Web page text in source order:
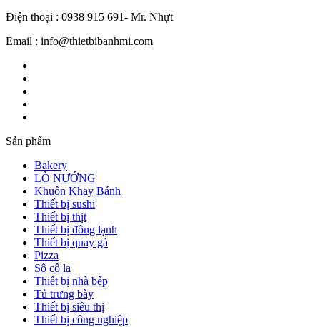
Điện thoại : 0938 915 691- Mr. Nhựt
Email : info@thietbibanhmi.com
Sản phẩm
Bakery
LÒ NƯỚNG
Khuôn Khay Bánh
Thiết bị sushi
Thiết bị thịt
Thiết bị đông lạnh
Thiết bị quay gà
Pizza
Sô cô la
Thiết bị nhà bếp
Tủ trưng bày
Thiết bị siêu thị
Thiết bị công nghiệp